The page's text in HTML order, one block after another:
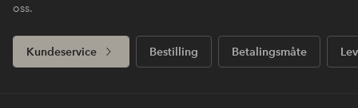
oss.
Kundeservice Bestilling Betalingsmåte